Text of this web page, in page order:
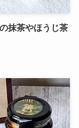
抹茶やほうじ茶